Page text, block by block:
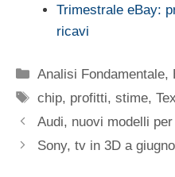
Trimestrale eBay:
ricavi
Categorie
Analisi Fondamentale,
Tag
chip, profitti,stime,
Audi, nuovi modelli
Sony, tv in 3D a giugno